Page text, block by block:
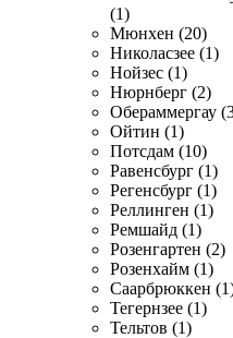
(1)
Мюнхен (20)
Николасзее (1)
Нойзес (1)
Нюрнберг (2)
Обераммергау
Ойтин (1)
Потсдам (10)
Равенсбург (1)
Регенсбург (1)
Реллинген (1)
Ремшайд (1)
Розенгартен (2)
Розенхайм (1)
Саарбрюккен
Тегернзее (1)
Тельтов (1)